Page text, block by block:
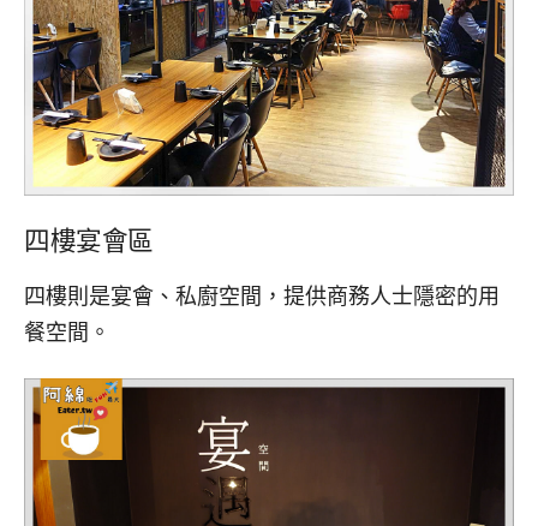
四樓宴會區
四樓則是宴會、私廚空間，提供商務人士隱密的用
餐空間。